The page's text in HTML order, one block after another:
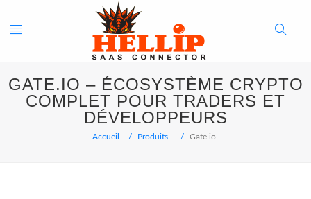
Toggle
navigation
Search
Button
GATE.IO – ÉCOSYSTÈME CRYPTO
COMPLET POUR TRADERS ET
DÉVELOPPEURS
Accueil Produits Gate.io